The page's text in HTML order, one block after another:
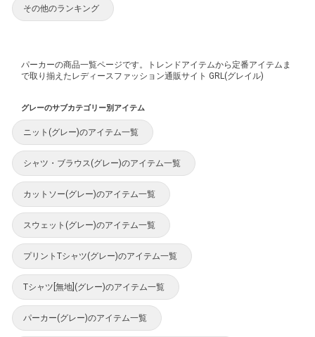
その他のランキング
パーカーの商品一覧ページです。トレンドアイテムから定番アイテムま
で取り揃えたレディースファッション通販サイト GRL(グレイル)
グレーのサブカテゴリー別アイテム
ニット(グレー)のアイテム一覧
シャツ・ブラウス(グレー)のアイテム一覧
カットソー(グレー)のアイテム一覧
スウェット(グレー)のアイテム一覧
プリントTシャツ(グレー)のアイテム一覧
Tシャツ[無地](グレー)のアイテム一覧
パーカー(グレー)のアイテム一覧